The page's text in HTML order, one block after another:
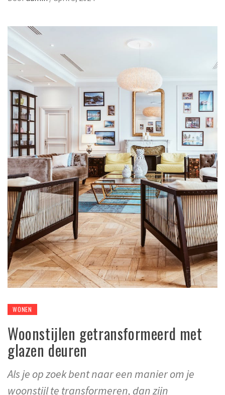
WONEN
Woonstijlen getransformeerd met
glazen deuren
Als je op zoek bent naar een manier om je
woonstijl te transformeren, dan zijn